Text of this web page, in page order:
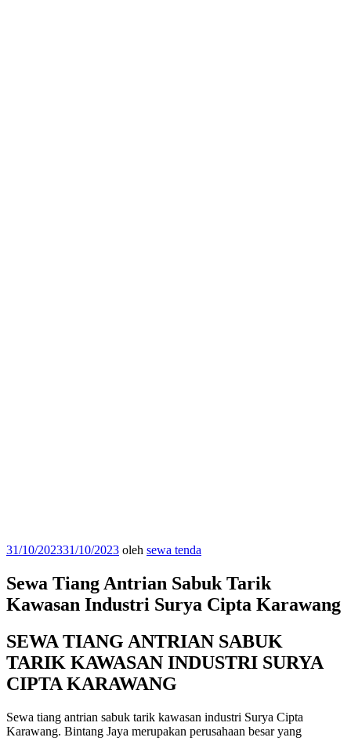
Diposkan
31/10/202331/10/2023 oleh sewa tenda
Sewa Tiang Antrian Sabuk Tarik
Kawasan Industri Surya Cipta Karawang
SEWA TIANG ANTRIAN SABUK
TARIK KAWASAN INDUSTRI SURYA
CIPTA KARAWANG
Sewa tiang antrian sabuk tarik kawasan industri Surya Cipta
Karawang. Bintang Jaya merupakan perusahaan besar yang